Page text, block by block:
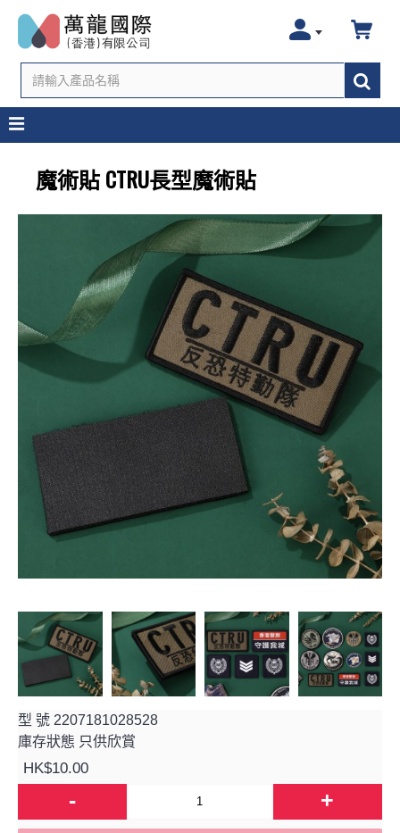
魔術貼 CTRU長型魔術貼
型 號 2207181028528
庫存狀態 只供欣賞
HK$10.00
- +